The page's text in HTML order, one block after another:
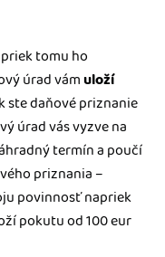
tomu ho
úrad vámuloží
ste daňové priznanie
úrad vás vyzve na
termín a poučí
priznania –
povinnosť napriek
pokutu od 100 eur